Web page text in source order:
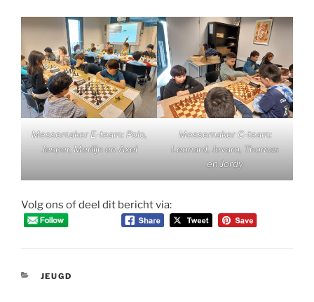
Messemaker E-team: Polo,
Jesper, Merlijn en Axel
Messemaker C-team:
Leonard, Jevaro, Thomas
en Jordy
Volg ons of deel dit bericht via:
CATEGORIEËN
JEUGD